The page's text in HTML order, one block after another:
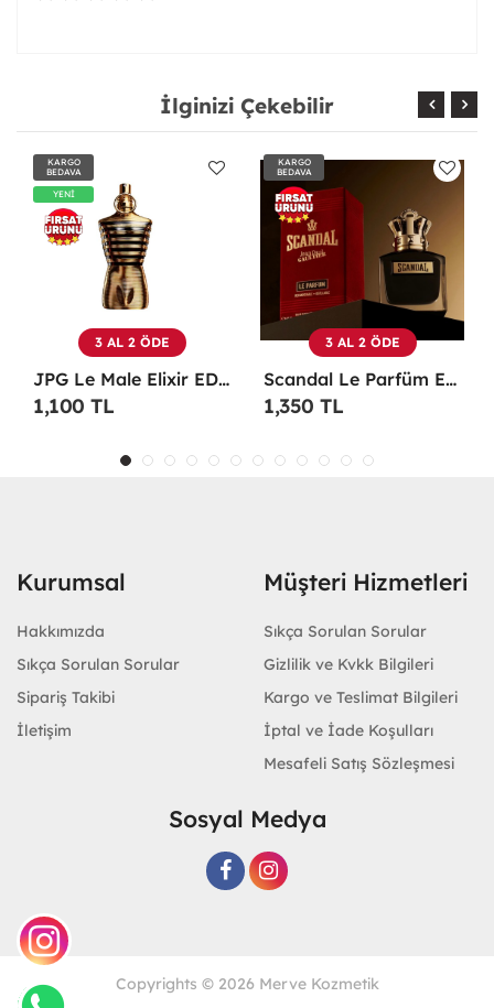
İlginizi Çekebilir
KARGO
BEDAVA
3 AL 2 ÖDE
Scandal Le Parfüm EDP 100 ML Erkek Parfüm -
1,350 TL
KARGO
BEDAVA
3 AL 2 ÖDE
Christian Dior Sauvage EDP 100 ML Erkek Parfüm - CDDS
1,100 TL
Kurumsal
Hakkımızda
Sıkça Sorulan Sorular
Sipariş Takibi
İletişim
Müşteri Hizmetleri
Sıkça Sorulan Sorular
Gizlilik ve Kvkk Bilgileri
Kargo ve Teslimat Bilgileri
İptal ve İade Koşulları
Mesafeli Satış Sözleşmesi
Sosyal Medya
Copyrights © 2026 Merve Kozmetik